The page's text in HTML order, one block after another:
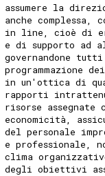
assumere la
anche complessa,
in line, cioè di
e di supporto ad
governandone
programmazione
in un'ottica di
rapporti
risorse
economicità,
del personale
e professionale,
clima
degli obiettivi